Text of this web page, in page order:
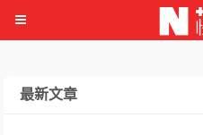
最新文章